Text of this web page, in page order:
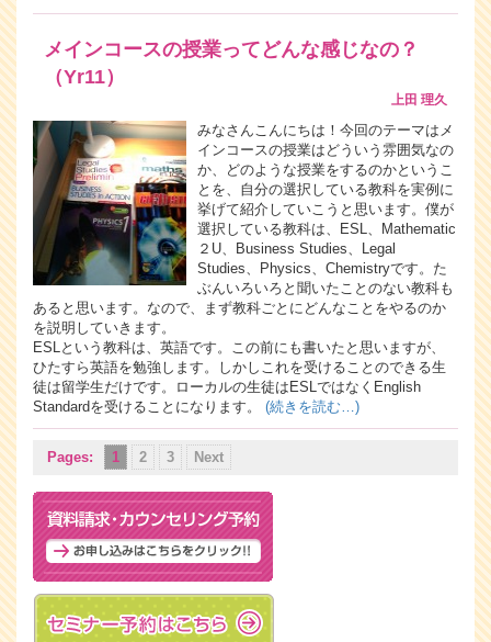
メインコースの授業ってどんな感じなの？
（Yr11）
上田 理久
みなさんこんにちは！今回のテーマはメ
インコースの授業はどういう雰囲気なの
か、どのような授業をするのかというこ
とを、自分の選択している教科を実例に
挙げて紹介していこうと思います。僕が
選択している教科は、ESL、Mathematic
２U、Business Studies、Legal
Studies、Physics、Chemistryです。た
ぶんいろいろと聞いたことのない教科も
あると思います。なので、まず教科ごとにどんなことをやるのか
を説明していきます。
ESLという教科は、英語です。この前にも書いたと思いますが、
ひたすら英語を勉強します。しかしこれを受けることのできる生
徒は留学生だけです。ローカルの生徒はESLではなくEnglish
Standardを受けることになります。 (続きを読む…)
Pages: 1 2 3 Next